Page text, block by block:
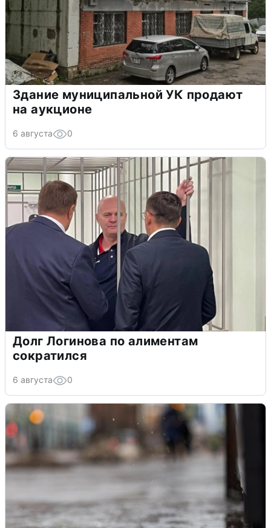
Здание муниципальной УК продают
на аукционе
6 августа 0
Долг Логинова по алиментам
сократился
6 августа 0